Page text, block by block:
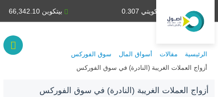
بيتكوين 66,342.10 دينار كويتي 0.307
الرئيسية مقالات أسواق المال سوق الفوركس
أزواج العملات الغريبة (النادرة) في سوق الفوركس
أزواج العملات الغريبة (النادرة) في سوق الفوركس